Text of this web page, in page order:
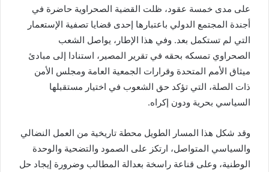
n
d
a
n
e
m
على مدى خمسة عقود، ظلت القضية الصحراوية حاضرة في
أجندة المجتمع الدولي باعتبارها إحدى قضايا تصفية الإستعمار
التي لم تستكمل بعد. وفي هذا الإطار، يواصل الشعب
الصحراوي تمسكه بحقه في تقرير المصير، استنادا إلى مبادئ
ميثاق الأمم المتحدة وقرارات الجمعية العامة ومجلس الأمن
ذات الصلة، التي تؤكد حق الشعوب في اختيار مستقبلها
السياسي بحرية ودون إكراه.
وقد شكل هذا المسار الطويل محطة تاريخية من العمل النضالي
والسياسي المتواصل، ارتكز على الصمود والتضحية والوحدة
الوطنية، وعلى قناعة راسخة بعدالة المطالب وضرورة إيجاد حل